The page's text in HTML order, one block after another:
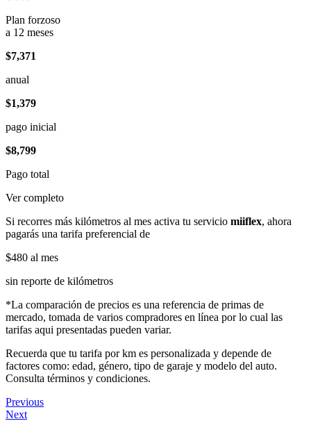
Plan forzoso
a 12 meses
$7,371
anual
$1,379
pago inicial
$8,799
Pago total
Ver completo
Si recorres más kilómetros al mes activa tu servicio miiflex, ahora
pagarás una tarifa preferencial de
$480 al mes
sin reporte de kilómetros
*La comparación de precios es una referencia de primas de
mercado, tomada de varios compradores en línea por lo cual las
tarifas aqui presentadas pueden variar.
Recuerda que tu tarifa por km es personalizada y depende de
factores como: edad, género, tipo de garaje y modelo del auto.
Consulta términos y condiciones.
Previous
Next